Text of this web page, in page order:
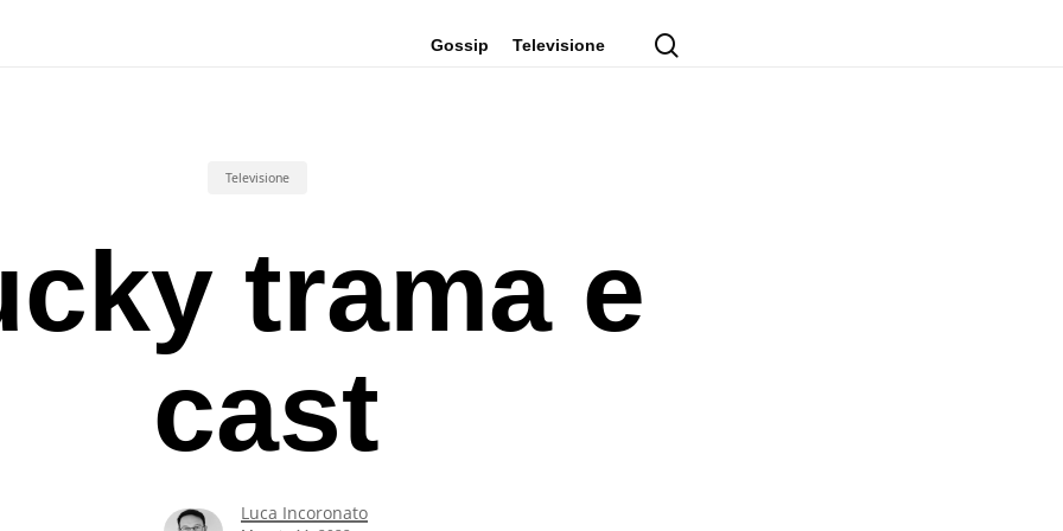
Gossip Televisione
Televisione
trama e
cast
Luca Incoronato